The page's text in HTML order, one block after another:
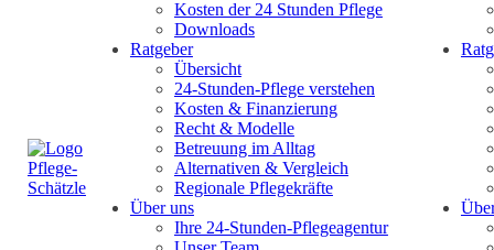
Kosten der 24 Stunden Pflege
Downloads
Ratgeber
Übersicht
24-Stunden-Pflege verstehen
Kosten & Finanzierung
Recht & Modelle
Betreuung im Alltag
Alternativen & Vergleich
Regionale Pflegekräfte
Über uns
Ihre 24-Stunden-Pflegeagentur